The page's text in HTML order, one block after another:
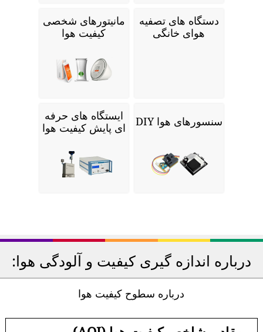
دستگاه های تصفیه
هوای خانگی
مانیتورهای شخصی
کیفیت هوا
سنسورهای هوا DIY
ایستگاه های حرفه
ای پایش کیفیت هوا
درباره اندازه گیری کیفیت و آلودگی هوا:
درباره سطوح کیفیت هوا